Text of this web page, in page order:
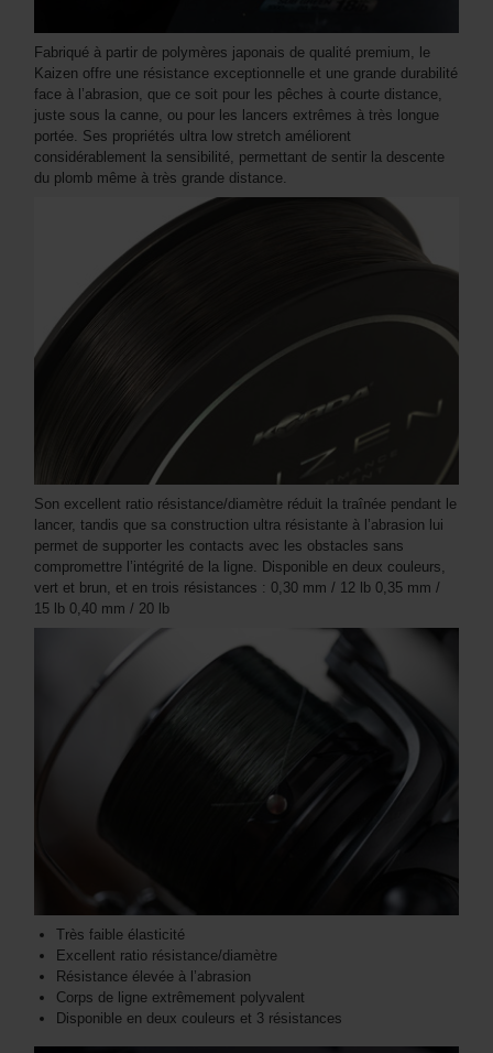
Fabriqué à partir de polymères japonais de qualité premium, le
Kaizen offre une résistance exceptionnelle et une grande durabilité
face à l’abrasion, que ce soit pour les pêches à courte distance,
juste sous la canne, ou pour les lancers extrêmes à très longue
portée. Ses propriétés ultra low stretch améliorent
considérablement la sensibilité, permettant de sentir la descente
du plomb même à très grande distance.
Son excellent ratio résistance/diamètre réduit la traînée pendant le
lancer, tandis que sa construction ultra résistante à l’abrasion lui
permet de supporter les contacts avec les obstacles sans
compromettre l’intégrité de la ligne. Disponible en deux couleurs,
vert et brun, et en trois résistances : 0,30 mm / 12 lb 0,35 mm /
15 lb 0,40 mm / 20 lb
Très faible élasticité
Excellent ratio résistance/diamètre
Résistance élevée à l’abrasion
Corps de ligne extrêmement polyvalent
Disponible en deux couleurs et 3 résistances